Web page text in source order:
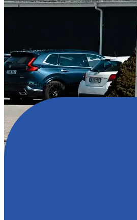
Antal passagerare
4
Registreringsnummer